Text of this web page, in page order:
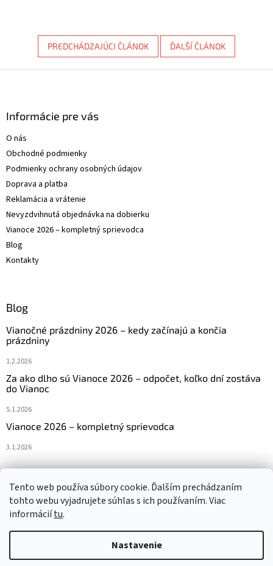
Tento web používa súbory cookie. Ďalším prechádzaním
tohto webu vyjadrujete súhlas s ich používaním. Viac
informáciítu.
Nastavenie
PREDCHÁDZAJÚCI ČLÁNOK ĎALŠÍ ČLÁNOK
Informácie pre vás
O nás
Obchodné podmienky
Podmienky ochrany osobných údajov
Doprava a platba
Reklamácia a vrátenie
Nevyzdvihnutá objednávka na dobierku
Vianoce 2026 – kompletný sprievodca
Blog
Kontakty
Blog
Vianočné prázdniny 2026 – kedy začínajú a končia
prázdniny
1.2.2026
Za ako dlho sú Vianoce 2026 – odpočet, koľko dní zostáva
do Vianoc
5.1.2026
Vianoce 2026 – kompletný sprievodca
3.1.2026
Navštívte aj náš český e-shop www.vanocniretezy.cz
Vytvoril Shoptet